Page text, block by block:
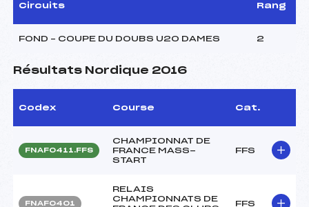
Circuits Rang
FOND – COUPE DU DOUBS U20 DAMES 2
Résultats Nordique 2016
Codex Course Cat.
FNAF0411.FFS
CHAMPIONNAT DE
FRANCE MASS-
START
FFS
FNAF0401
RELAIS
CHAMPIONNATS DE
FFS